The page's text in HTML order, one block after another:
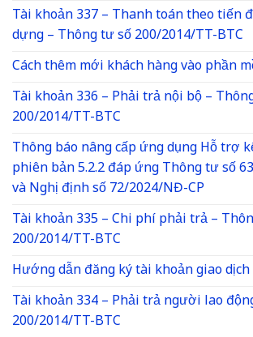
Tài khoản 337 – Thanh toán theo tiến
dựng – Thông tư số 200/2014/TT-BTC
Cách thêm mới khách hàng vào phần
Tài khoản 336 – Phải trả nội bộ –
200/2014/TT-BTC
Thông báo nâng cấp ứng dụng Hỗ trợ
phiên bản 5.2.2 đáp ứng Thông tư số
và Nghị định số 72/2024/NĐ-CP
Tài khoản 335 – Chi phí phải trả –
200/2014/TT-BTC
Hướng dẫn đăng ký tài khoản giao
Tài khoản 334 – Phải trả người lao
200/2014/TT-BTC